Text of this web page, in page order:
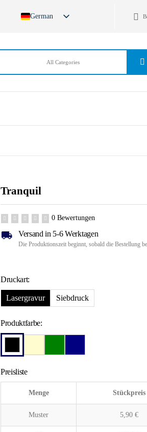
German
Tranquil
0 Bewertungen
Versand in 5-6 Werktagen
Die Produktionszeit beginnt, sobald die Bestellung
Druckart:
Lasergravur Siebdruck
Produktfarbe:
Preisliste
Menge Stückpreis
Muster 5,90 €